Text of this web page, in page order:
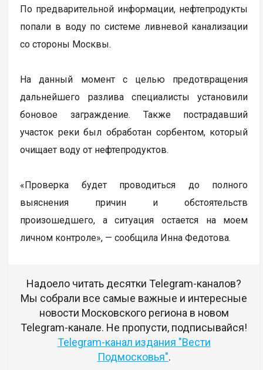
По предварительной информации, нефтепродукты
попали в воду по системе ливневой канализации
со стороны Москвы.
На данный момент с целью предотвращения
дальнейшего разлива специалисты установили
боновое заграждение. Также пострадавший
участок реки был обработан сорбентом, который
очищает воду от нефтепродуктов.
«Проверка будет проводиться до полного
выяснения причин и обстоятельств
произошедшего, а ситуация остается на моем
личном контроле», — сообщила Инна Федотова.
Надоело читать десятки Telegram-каналов?
Мы собрали все самые важные и интересные
новости Московского региона в новом
Telegram-канале. Не пропусти, подписывайся!
Telegram-канал издания "Вести
Подмосковья".